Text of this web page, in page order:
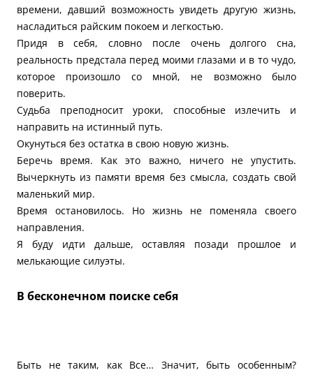
времени, давший возможность увидеть другую жизнь,
насладиться райским покоем и легкостью.
Придя в себя, словно после очень долгого сна,
реальность предстала перед моими глазами и в то чудо,
которое произошло со мной, не возможно было
поверить.
Судьба преподносит уроки, способные излечить и
направить на истинный путь.
Окунуться без остатка в свою новую жизнь.
Беречь время. Как это важно, ничего не упустить.
Вычеркнуть из памяти время без смысла, создать свой
маленький мир.
Время остановилось. Но жизнь не поменяла своего
направления.
Я буду идти дальше, оставляя позади прошлое и
мелькающие силуэты.
В бесконечном поиске себя
Быть не таким, как Все… Значит, быть особенным?